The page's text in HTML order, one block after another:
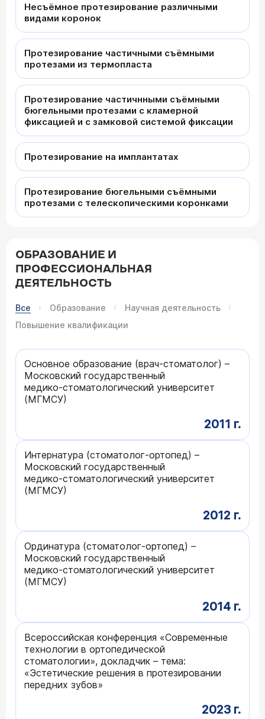
Несъёмное протезирование различными
видами коронок
Протезирование частичными съёмными
протезами из термопласта
Протезирование частичнными съёмными
бюгельными протезами с кламерной
фиксацией и с замковой системой фиксации
Протезирование на имплантатах
Протезирование бюгельными съёмными
протезами с телескопическими коронками
ОБРАЗОВАНИЕ И
ПРОФЕССИОНАЛЬНАЯ
ДЕЯТЕЛЬНОСТЬ
Все Образование
Научная деятельность
Повышение квалификации
Основное образование (врач-стоматолог) –
Московский государственный
медико‑стоматологический университет
(МГМСУ)
2011 г.
Интернатура (стоматолог-ортопед) –
Московский государственный
медико‑стоматологический университет
(МГМСУ)
2012 г.
Ординатура (стоматолог-ортопед) –
Московский государственный
медико‑стоматологический университет
(МГМСУ)
2014 г.
Всероссийская конференция «Современные
технологии в ортопедической
стоматологии», докладчик – тема:
«Эстетические решения в протезировании
передних зубов»
2023 г.